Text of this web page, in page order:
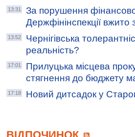
13:31
За порушення
Держфінінспекції вжито
13:52
Чернігівська
реальність?
17:01
Прилуцька місцева
стягнення до бюджету
17:18
Новий дитсадок у